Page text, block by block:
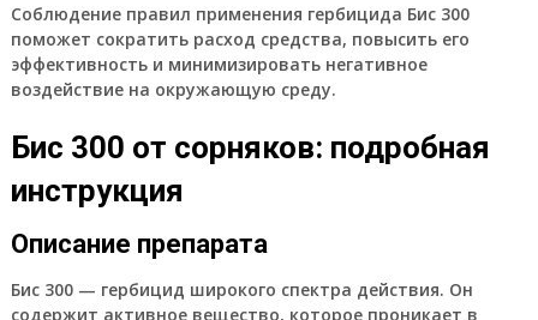
Соблюдение правил применения гербицида Бис 300
поможет сократить расход средства, повысить его
эффективность и минимизировать негативное
воздействие на окружающую среду.
Бис 300 от сорняков: подробная
инструкция
Описание препарата
Бис 300 — гербицид широкого спектра действия. Он
содержит активное вещество, которое проникает в